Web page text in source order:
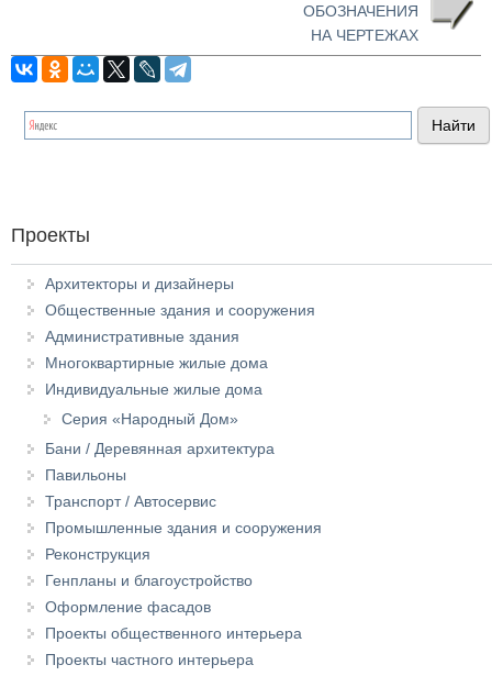
ОБОЗНАЧЕНИЯ
НА ЧЕРТЕЖАХ
Проекты
Архитекторы и дизайнеры
Общественные здания и сооружения
Административные здания
Многоквартирные жилые дома
Индивидуальные жилые дома
Серия «Народный Дом»
Бани / Деревянная архитектура
Павильоны
Транспорт / Автосервис
Промышленные здания и сооружения
Реконструкция
Генпланы и благоустройство
Оформление фасадов
Проекты общественного интерьера
Проекты частного интерьера